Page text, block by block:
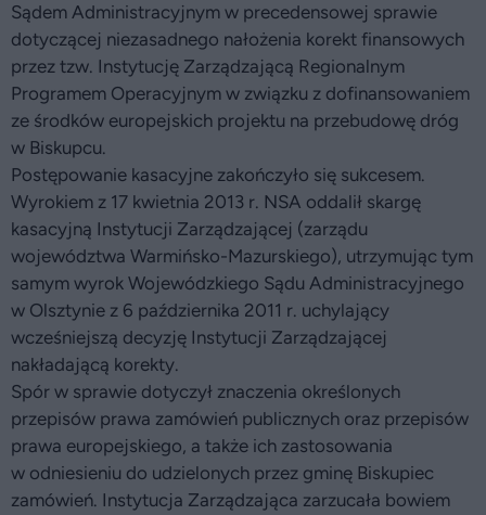
Sądem Administracyjnym w precedensowej sprawie
dotyczącej niezasadnego nałożenia korekt finansowych
przez tzw. Instytucję Zarządzającą Regionalnym
Programem Operacyjnym w związku z dofinansowaniem
ze środków europejskich projektu na przebudowę dróg
w Biskupcu.
Postępowanie kasacyjne zakończyło się sukcesem.
Wyrokiem z 17 kwietnia 2013 r. NSA oddalił skargę
kasacyjną Instytucji Zarządzającej (zarządu
województwa Warmińsko-Mazurskiego), utrzymując tym
samym wyrok Wojewódzkiego Sądu Administracyjnego
w Olsztynie z 6 października 2011 r. uchylający
wcześniejszą decyzję Instytucji Zarządzającej
nakładającą korekty.
Spór w sprawie dotyczył znaczenia określonych
przepisów prawa zamówień publicznych oraz przepisów
prawa europejskiego, a także ich zastosowania
w odniesieniu do udzielonych przez gminę Biskupiec
zamówień. Instytucja Zarządzająca zarzucała bowiem